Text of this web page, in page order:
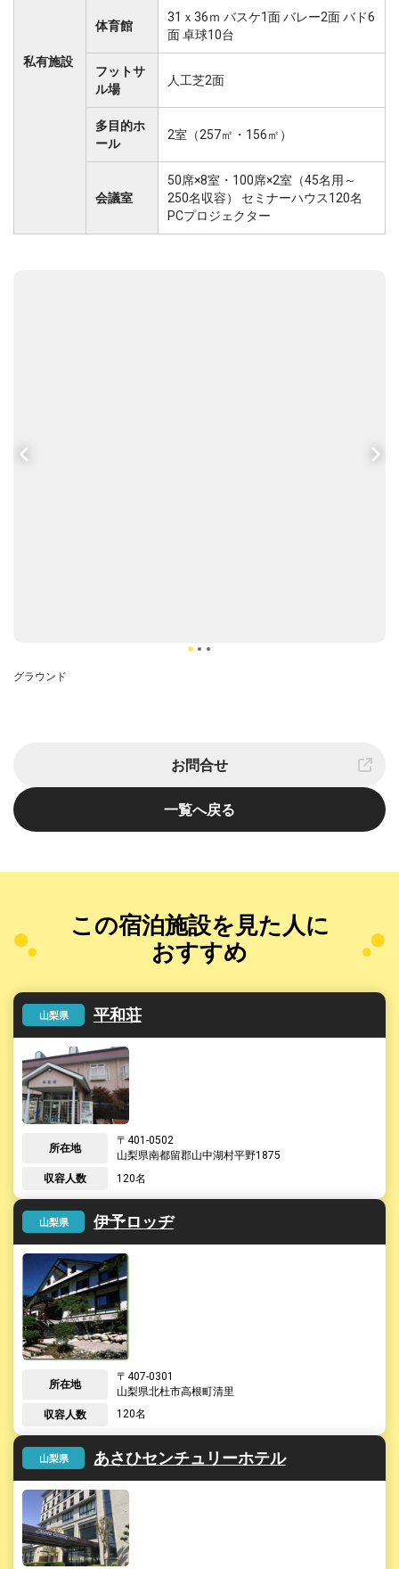
私有施設
体育館
31ｘ36ｍ バスケ1面 バレー2面 バド6
面 卓球10台
フットサ
ル場
人工芝2面
多目的ホ
ール
2室（257㎡・156㎡）
会議室
50席×8室・100席×2室（45名用～
250名収容） セミナーハウス120名
PCプロジェクター
お問合せ
一覧へ戻る
この宿泊施設を見た人に
おすすめ
山梨県 平和荘
所在地
401-0502
山梨県南都留郡山中湖村平野1875
収容人数
120名
山梨県 伊予ロッヂ
所在地
407-0301
山梨県北杜市高根町清里
収容人数
120名
山梨県 あさひセンチュリーホテル